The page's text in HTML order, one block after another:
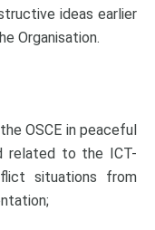
ideas earlier
Organisation.
OSCE in peaceful
related to the ICT-
situations from